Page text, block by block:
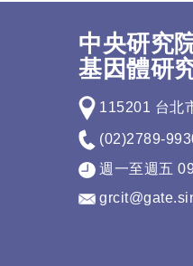
中央研究
基因體研
115201 台北
(02)2789-
週一至週五